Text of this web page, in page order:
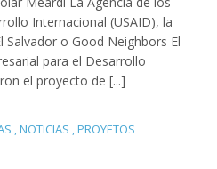
Internacional (USAID), la
Salvador o Good Neighbors El
para el Desarrollo
el proyecto de [...]
,NOTICIAS ,PROYETOS